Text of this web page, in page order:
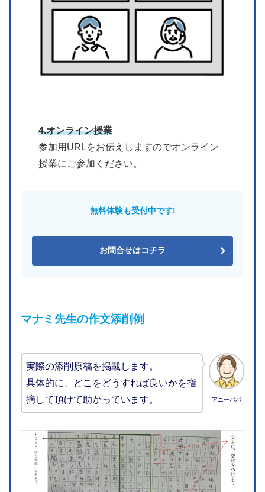
4.オンライン授業
参加用URLをお伝えしますのでオンライン
授業にご参加ください。
無料体験も受付中です!
お問合せはコチラ
マナミ先生の作文添削例
アニーパパ
実際の添削原稿を掲載します。
具体的に、どこをどうすれば良いかを指
摘して頂けて助かっています。